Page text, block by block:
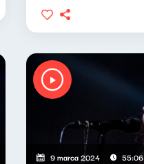
9 marca 2024 55:06